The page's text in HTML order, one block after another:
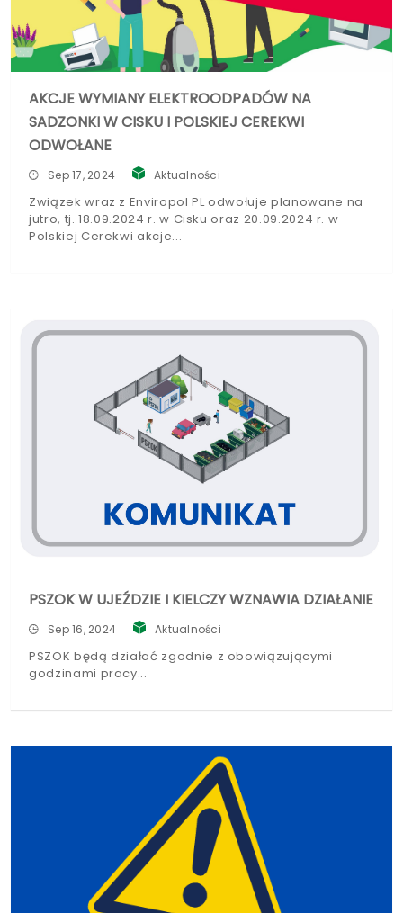
AKCJE WYMIANY ELEKTROODPADÓW NA
SADZONKI W CISKU I POLSKIEJ CEREKWI
ODWOŁANE
Sep 17, 2024 Aktualności
Związek wraz z Enviropol PL odwołuje planowane na
jutro, tj. 18.09.2024 r. w Cisku oraz 20.09.2024 r. w
Polskiej Cerekwi akcje
PSZOK W UJEŹDZIE I KIELCZY WZNAWIA DZIAŁANIE
Sep 16, 2024 Aktualności
PSZOK będą działać zgodnie z obowiązującymi
godzinami pracy